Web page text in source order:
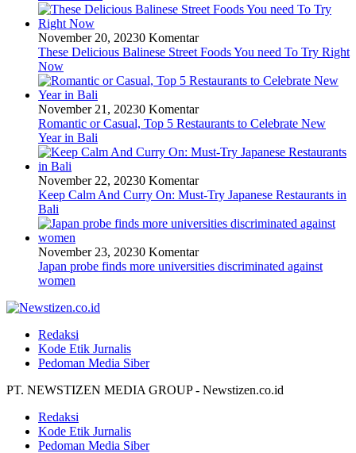
November 20, 20230 Komentar
These Delicious Balinese Street Foods You need To Try Right
Now
November 21, 20230 Komentar
Romantic or Casual, Top 5 Restaurants to Celebrate New
Year in Bali
November 22, 20230 Komentar
Keep Calm And Curry On: Must-Try Japanese Restaurants in
Bali
November 23, 20230 Komentar
Japan probe finds more universities discriminated against
women
Redaksi
Kode Etik Jurnalis
Pedoman Media Siber
PT. NEWSTIZEN MEDIA GROUP - Newstizen.co.id
Redaksi
Kode Etik Jurnalis
Pedoman Media Siber